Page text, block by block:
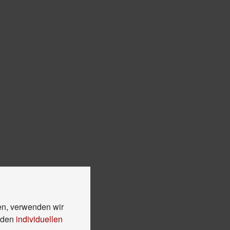
verwenden wir
individuellen